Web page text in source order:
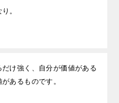
。
け強く、自分が価値がある
あるものです。